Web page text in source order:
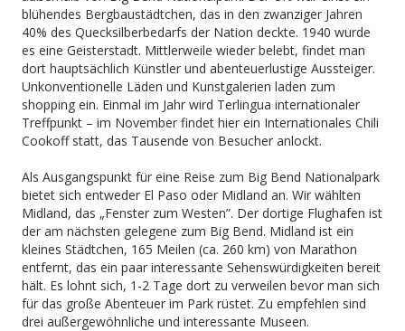
blühendes Bergbaustädtchen, das in den zwanziger Jahren
40% des Quecksilberbedarfs der Nation deckte. 1940 wurde
es eine Geisterstadt. Mittlerweile wieder belebt, findet man
dort hauptsächlich Künstler und abenteuerlustige Aussteiger.
Unkonventionelle Läden und Kunstgalerien laden zum
shopping ein. Einmal im Jahr wird Terlingua internationaler
Treffpunkt – im November findet hier ein Internationales Chili
Cookoff statt, das Tausende von Besucher anlockt.
Als Ausgangspunkt für eine Reise zum Big Bend Nationalpark
bietet sich entweder El Paso oder Midland an. Wir wählten
Midland, das „Fenster zum Westen”. Der dortige Flughafen ist
der am nächsten gelegene zum Big Bend. Midland ist ein
kleines Städtchen, 165 Meilen (ca. 260 km) von Marathon
entfernt, das ein paar interessante Sehenswürdigkeiten bereit
hält. Es lohnt sich, 1-2 Tage dort zu verweilen bevor man sich
für das große Abenteuer im Park rüstet. Zu empfehlen sind
drei außergewöhnliche und interessante Museen.